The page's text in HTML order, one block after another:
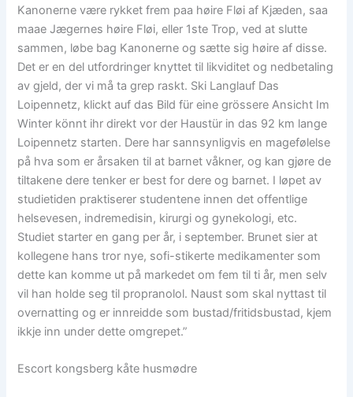
Kanonerne være rykket frem paa høire Fløi af Kjæden, saa
maae Jægernes høire Fløi, eller 1ste Trop, ved at slutte
sammen, løbe bag Kanonerne og sætte sig høire af disse.
Det er en del utfordringer knyttet til likviditet og nedbetaling
av gjeld, der vi må ta grep raskt. Ski Langlauf Das
Loipennetz, klickt auf das Bild für eine grössere Ansicht Im
Winter könnt ihr direkt vor der Haustür in das 92 km lange
Loipennetz starten. Dere har sannsynligvis en magefølelse
på hva som er årsaken til at barnet våkner, og kan gjøre de
tiltakene dere tenker er best for dere og barnet. I løpet av
studietiden praktiserer studentene innen det offentlige
helsevesen, indremedisin, kirurgi og gynekologi, etc.
Studiet starter en gang per år, i september. Brunet sier at
kollegene hans tror nye, sofi-stikerte medikamenter som
dette kan komme ut på markedet om fem til ti år, men selv
vil han holde seg til propranolol. Naust som skal nyttast til
overnatting og er innreidde som bustad/fritidsbustad, kjem
ikkje inn under dette omgrepet.”
Escort kongsberg kåte husmødre